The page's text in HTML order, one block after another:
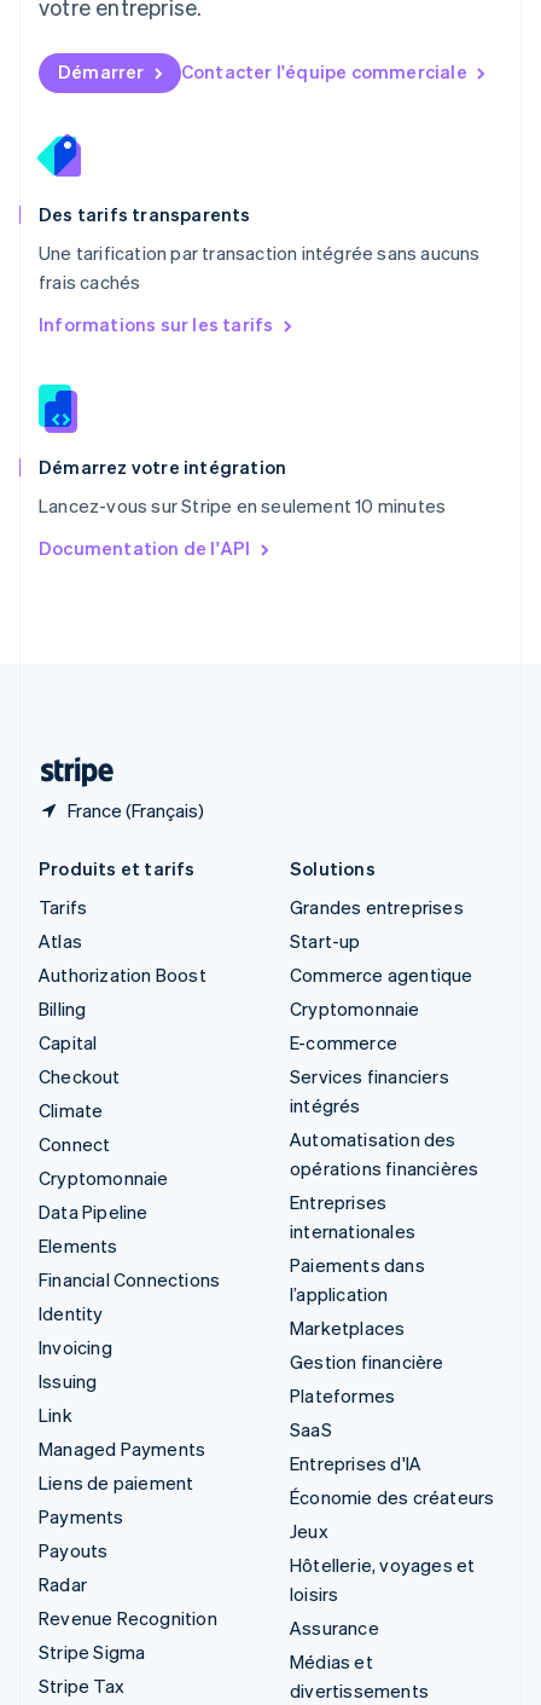
votre entreprise.
Démarrer Contacter l'équipe commerciale
Des tarifs transparents
Une tarification par transaction intégrée sans aucuns
frais cachés
Informations sur les tarifs
Démarrez votre intégration
Lancez-vous sur Stripe en seulement 10 minutes
Documentation de l'API
France (Français)
EspañolEnglish
English
Nouvelle-Zélande
Pays-Bas
Nederlands
English
PortuguêsEnglish
R.A.S. de Hong Kong, Chine
English
Roumanie
Royaume-Uni
English
English简体中文
English
Produits et tarifs
Tarifs
Atlas
Authorization Boost
Billing
Capital
Checkout
Climate
Connect
Cryptomonnaie
Data Pipeline
Elements
Financial Connections
Identity
Invoicing
Issuing
Link
Managed Payments
Liens de paiement
Payments
Payouts
Radar
Revenue Recognition
Stripe Sigma
Stripe Tax
Solutions
Grandes entreprises
Start-up
Commerce agentique
Cryptomonnaie
E-commerce
Services financiers
intégrés
Automatisation des
opérations financières
Entreprises
internationales
Paiements dans
l’application
Marketplaces
Gestion financière
Plateformes
SaaS
Entreprises d'IA
Économie des créateurs
Jeux
Hôtellerie, voyages et
loisirs
Assurance
Médias et
divertissements